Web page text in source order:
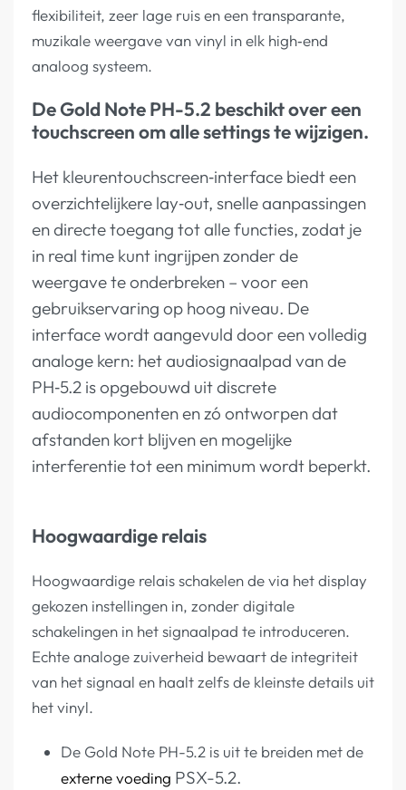
flexibiliteit, zeer lage ruis en een transparante,
muzikale weergave van vinyl in elk high‑end
analoog systeem.
De Gold Note PH-5.2 beschikt over een
touchscreen om alle settings te wijzigen.
Het kleurentouchscreen‑interface biedt een
overzichtelijkere lay‑out, snelle aanpassingen
en directe toegang tot alle functies, zodat je
in real time kunt ingrijpen zonder de
weergave te onderbreken – voor een
gebruikservaring op hoog niveau. De
interface wordt aangevuld door een volledig
analoge kern: het audiosignaalpad van de
PH‑5.2 is opgebouwd uit discrete
audiocomponenten en zó ontworpen dat
afstanden kort blijven en mogelijke
interferentie tot een minimum wordt beperkt.
Hoogwaardige relais
Hoogwaardige relais schakelen de via het display
gekozen instellingen in, zonder digitale
schakelingen in het signaalpad te introduceren.
Echte analoge zuiverheid bewaart de integriteit
van het signaal en haalt zelfs de kleinste details uit
het vinyl.
De Gold Note PH-5.2 is uit te breiden met de
externe voeding PSX-5.2.